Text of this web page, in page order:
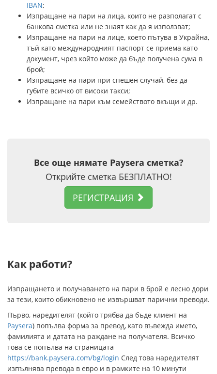
IBAN;
Изпращане на пари на лица, които не разполагат с
банкова сметка или не знаят как да я използват;
Изпращане на пари на лице, което пътува в Украйна,
тъй като международният паспорт се приема като
документ, чрез който може да бъде получена сума в
брой;
Изпращане на пари при спешен случай, без да
губите всичко от високи такси;
Изпращане на пари към семейството вкъщи и др.
Все още нямате Paysera сметка?
Открийте сметка БЕЗПЛАТНО!
РЕГИСТРАЦИЯ
Как работи?
Изпращането и получаването на пари в брой е лесно дори
за тези, които обикновено не извършват парични преводи.
Първо, наредителят (който трябва да бъде клиент на
Paysera) попълва форма за превод, като въвежда името,
фамилията и датата на раждане на получателя. Всичко
това се попълва на страницата
https://bank.paysera.com/bg/login След това наредителят
изпълнява превода в евро и в рамките на 10 минути